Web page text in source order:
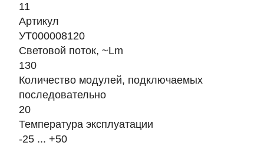
11
Артикул
УТ000008120
Световой поток, ~Lm
130
Количество модулей, подключаемых
последовательно
20
Температура эксплуатации
-25 ... +50